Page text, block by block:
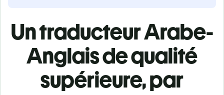
Un traducteur Arabe-
Anglais de qualité
supérieure, par